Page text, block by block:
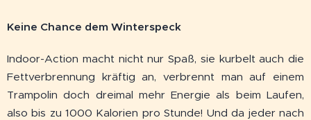
Keine Chance dem Winterspeck
Indoor-Action macht nicht nur Spaß, sie kurbelt auch die
Fettverbrennung kräftig an, verbrennt man auf einem
Trampolin doch dreimal mehr Energie als beim Laufen,
also bis zu 1000 Kalorien pro Stunde! Und da jeder nach